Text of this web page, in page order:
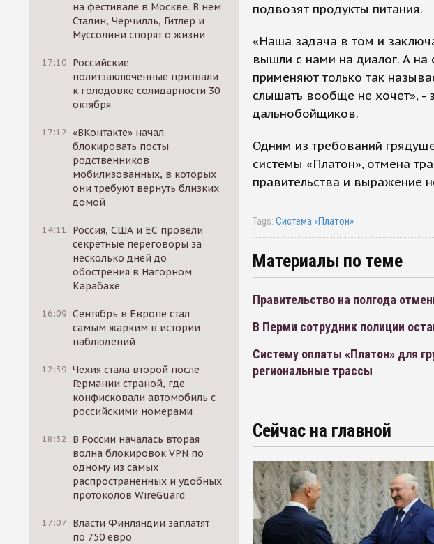
на фестивале в Москве. В нем
Сталин, Черчилль, Гитлер и
Муссолини спорят о жизни
17:10 Российские
политзаключенные призвали
к голодовке солидарности 30
октября
17:12 «ВКонтакте» начал
блокировать посты
родственников
мобилизованных, в которых
они требуют вернуть близких
домой
14:11
Россия, США и ЕС провели
секретные переговоры за
несколько дней до
обострения в Нагорном
Карабахе
16:09 Сентябрь в Европе стал
самым жарким в истории
наблюдений
12:39 Чехия стала второй после
Германии страной, где
конфисковали автомобиль с
российскими номерами
18:32
В России началась вторая
волна блокировок VPN по
одному из самых
распространенных и удобных
протоколов WireGuard
17:07 Власти Финляндии заплатят
по 750 евро
подвозят продукты питания.
«Наша задача в том и
вышли с нами на диалог. А на
применяют только так
слышать вообще не хочет», -
дальнобойщиков.
Одним из требований
системы «Платон», отмена
правительства и выражение
Tags: Система «Платон»
Материалы по теме
Правительство на полгода
В Перми сотрудник полиции
Систему оплаты «Платон» для
региональные трассы
Сейчас на главной